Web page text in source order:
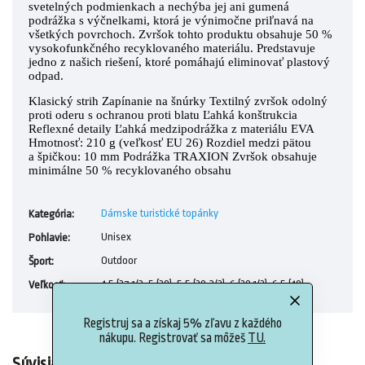
Registruj sa a získaj 5% zľavu z každého
nákupu. Registrovať sa môžeš TU.
svetelných podmienkach a nechýba jej ani gumená
podrážka s výčnelkami, ktorá je výnimočne priľnavá na
všetkých povrchoch. Zvršok tohto produktu obsahuje 50 %
vysokofunkčného recyklovaného materiálu. Predstavuje
jedno z našich riešení, ktoré pomáhajú eliminovať plastový
odpad.
Klasický strih Zapínanie na šnúrky Textilný zvršok odolný
proti oderu s ochranou proti blatu Ľahká konštrukcia
Reflexné detaily Ľahká medzipodrážka z materiálu EVA
Hmotnosť: 210 g (veľkosť EU 26) Rozdiel medzi pätou
a špičkou: 10 mm Podrážka TRAXION Zvršok obsahuje
minimálne 50 % recyklovaného obsahu
Kategória:
Dámske turistické topánky
Pohlavie:
Unisex
Šport:
Outdoor
Veľkosť: 4,5 (37 1/3, 5 (38), 5,5 (38 2/3), 6 (39 1/3), 6,5 (40)